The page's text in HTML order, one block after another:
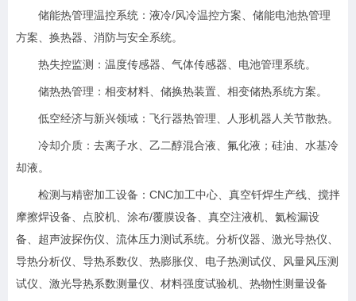
储能热管理温控系统：液冷/风冷温控方案、储能电池热管理
方案、换热器、消防与安全系统。
热失控监测：温度传感器、气体传感器、电池管理系统。
储热热管理：相变材料、储换热装置、相变储热系统方案。
低空经济与新兴领域：飞行器热管理、人形机器人关节散热。
冷却介质：去离子水、乙二醇混合液、氟化液；硅油、水基冷
却液。
检测与精密加工设备：CNC加工中心、真空钎焊生产线、搅拌
摩擦焊设备、点胶机、涂布/覆膜设备、真空注液机、氦检漏设
备、超声波探伤仪、流体压力测试系统。分析仪器、激光导热仪、
导热分析仪、导热系数仪、热膨胀仪、电子热测试仪、风量风压测
试仪、激光导热系数测量仪、材料强度试验机、热物性测量设备